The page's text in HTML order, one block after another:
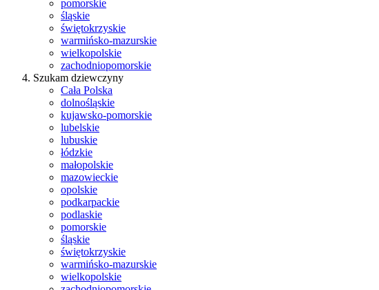
pomorskie
śląskie
świętokrzyskie
warmińsko-mazurskie
wielkopolskie
zachodniopomorskie
Szukam dziewczyny
Cała Polska
dolnośląskie
kujawsko-pomorskie
lubelskie
lubuskie
łódzkie
małopolskie
mazowieckie
opolskie
podkarpackie
podlaskie
pomorskie
śląskie
świętokrzyskie
warmińsko-mazurskie
wielkopolskie